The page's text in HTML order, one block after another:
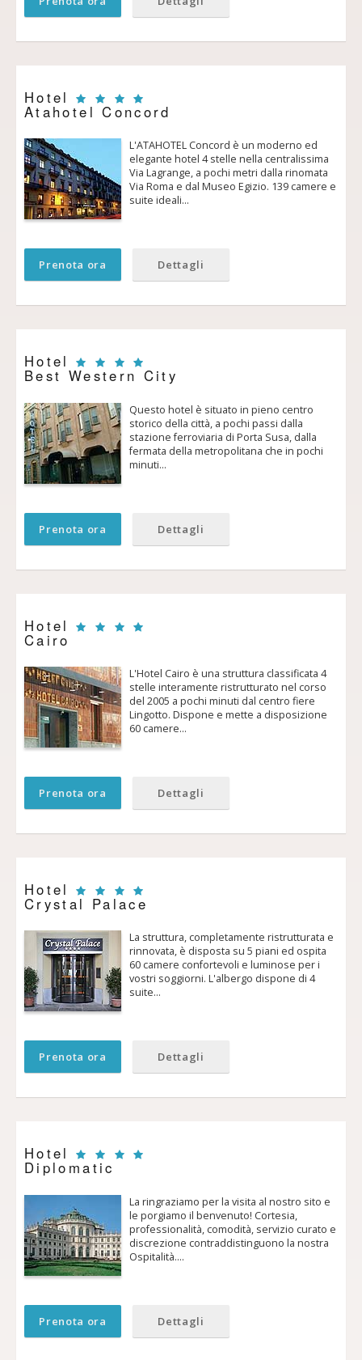
Hotel
Atahotel Concord
L'ATAHOTEL Concord è un moderno ed
elegante hotel 4 stelle nella centralissima
Via Lagrange, a pochi metri dalla rinomata
Via Roma e dal Museo Egizio. 139 camere e
suite ideali…
Prenota ora Dettagli
Hotel
Best Western City
Questo hotel è situato in pieno centro
storico della città, a pochi passi dalla
stazione ferroviaria di Porta Susa, dalla
fermata della metropolitana che in pochi
minuti…
Prenota ora Dettagli
Hotel
Cairo
L'Hotel Cairo è una struttura classificata 4
stelle interamente ristrutturato nel corso
del 2005 a pochi minuti dal centro fiere
Lingotto. Dispone e mette a disposizione
60 camere…
Prenota ora Dettagli
Hotel
Crystal Palace
La struttura, completamente ristrutturata e
rinnovata, è disposta su 5 piani ed ospita
60 camere confortevoli e luminose per i
vostri soggiorni. L'albergo dispone di 4
suite…
Prenota ora Dettagli
Hotel
Diplomatic
La ringraziamo per la visita al nostro sito e
le porgiamo il benvenuto! Cortesia,
professionalità, comodità, servizio curato e
discrezione contraddistinguono la nostra
Ospitalità.…
Prenota ora Dettagli